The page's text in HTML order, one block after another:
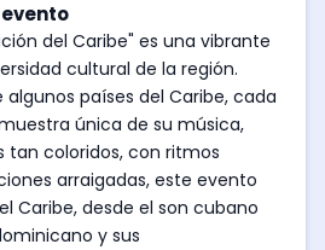
del Caribe" es una vibrante
cultural de la región.
países del Caribe, cada
única de su música,
tan coloridos, con ritmos
arraigadas, este evento
Caribe, desde el son cubano
y sus